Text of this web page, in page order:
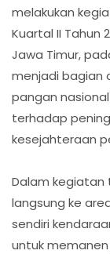
melakukan
Kuartal II Tahun
Jawa Timur,
menjadi bagian
pangan
terhadap
kesejahteraan
Dalam kegiatan
langsung ke
sendiri
untuk